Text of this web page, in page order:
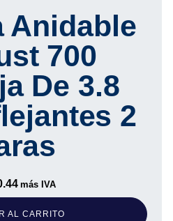
Anidable
700
De 3.8
2
más IVA
AL CARRITO